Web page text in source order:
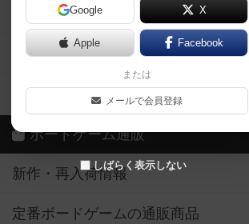
Google X
Apple Facebook
または
メールで会員登録
しばらく表示しない
ボドとも・会員一覧
ボードゲーム業界コラム
ボドゲーマご利用案内
ボードゲーム通販
新作・再入荷情報
定番ボードゲームの通販商品